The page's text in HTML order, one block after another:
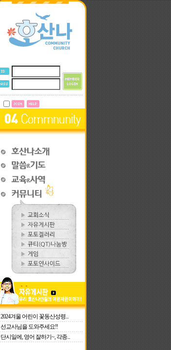
2024겨울 어린이 꽃동산성령...
선교사님을 도와주세요!!
단시일에, 영어 잘하기~, 각종...